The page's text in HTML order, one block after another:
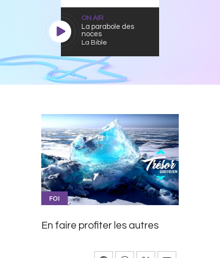
ON AIR
La parabole des
noces
La Bible
FOI
En faire profiter les autres